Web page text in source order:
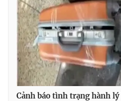
THỜI BÁO VTV
Theo dõi báo trên
Cảnh báo tình trạng hành